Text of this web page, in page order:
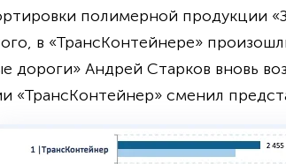
полимерной продукции
в «ТрансКонтейнере»
дороги» Андрей Старков вновь
«ТрансКонтейнер» сменил